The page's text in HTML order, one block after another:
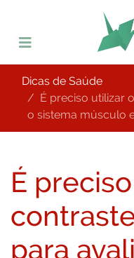
Dicas de Saúde
É preciso utilizar
o sistema músculo
É
para